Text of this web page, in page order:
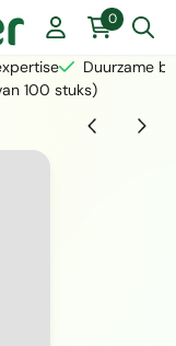
0
Duurzame
100 stuks)